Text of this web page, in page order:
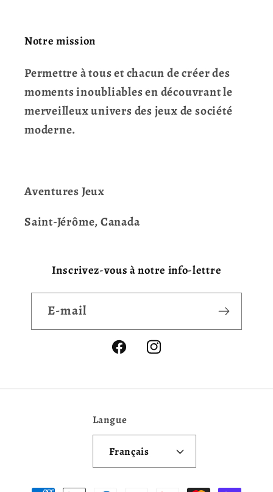
Notre mission
Permettre à tous et chacun de créer des
moments inoubliables en découvrant le
merveilleux univers des jeux de société
moderne.
Aventures Jeux
Saint-Jérôme, Canada
Inscrivez-vous à notre info-lettre
E-mail
FacebookInstagram
Langue
Français
Moyens